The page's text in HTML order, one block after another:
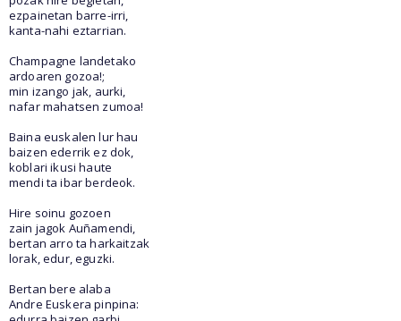
ezpainetan barre-irri,
kanta-nahi eztarrian.
Champagne landetako
ardoaren gozoa!;
min izango jak, aurki,
nafar mahatsen zumoa!
Baina euskalen lur hau
baizen ederrik ez dok,
koblari ikusi haute
mendi ta ibar berdeok.
Hire soinu gozoen
zain jagok Auñamendi,
bertan arro ta harkaitzak
lorak, edur, eguzki.
Bertan bere alaba
Andre Euskera pinpina: